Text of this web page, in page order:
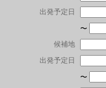
出発予定日
〜
候補地
出発予定日
〜